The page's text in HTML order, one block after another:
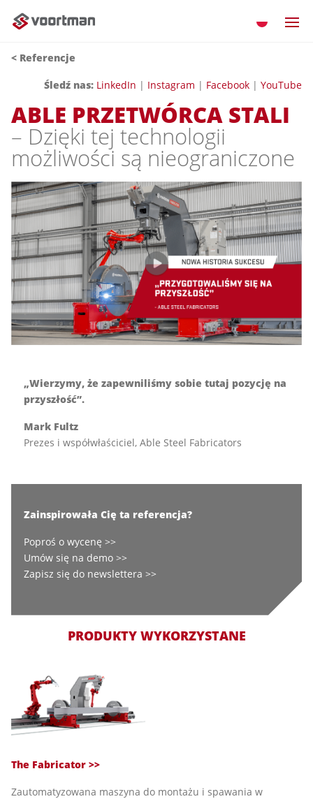
< Referencje
Śledź nas: LinkedIn | Instagram | Facebook | YouTube
ABLE PRZETWÓRCA STALI
– Dzięki tej technologii
możliwości są nieograniczone
„Wierzymy, że zapewniliśmy sobie tutaj pozycję na
przyszłość”.
Mark Fultz
Prezes i współwłaściciel, Able Steel Fabricators
Zainspirowała Cię ta referencja?
Poproś o wycenę >>
Umów się na demo >>
Zapisz się do newslettera >>
PRODUKTY WYKORZYSTANE
The Fabricator >>
Zautomatyzowana maszyna do montażu i spawania w